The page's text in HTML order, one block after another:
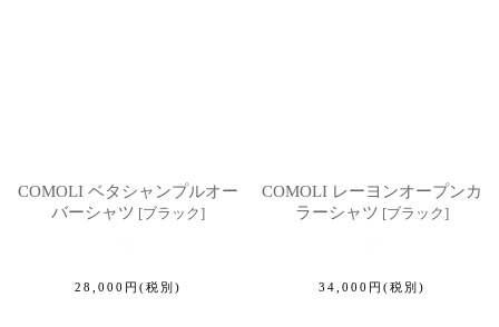
COMOLI ベタシャンプルオー
バーシャツ [ブラック]
28,000 円 (税別)
COMOLI レーヨンオープンカ
ラーシャツ [ブラック]
34,000 円 (税別)